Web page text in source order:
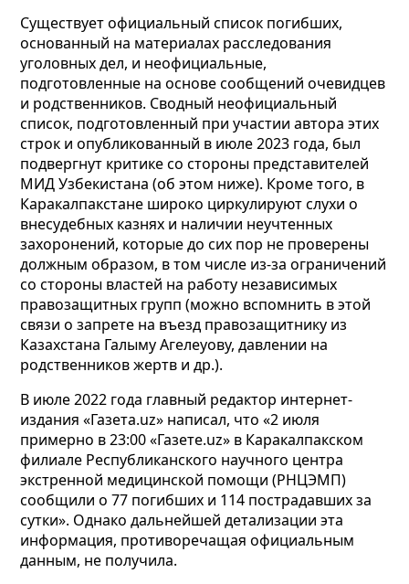
Существует официальный список погибших,
основанный на материалах расследования
уголовных дел, и неофициальные,
подготовленные на основе сообщений очевидцев
и родственников. Сводный неофициальный
список, подготовленный при участии автора этих
строк и опубликованный в июле 2023 года, был
подвергнут критике со стороны представителей
МИД Узбекистана (об этом ниже). Кроме того, в
Каракалпакстане широко циркулируют слухи о
внесудебных казнях и наличии неучтенных
захоронений, которые до сих пор не проверены
должным образом, в том числе из-за ограничений
со стороны властей на работу независимых
правозащитных групп (можно вспомнить в этой
связи о запрете на въезд правозащитнику из
Казахстана Галыму Агелеуову, давлении на
родственников жертв и др.).
В июле 2022 года главный редактор интернет-
издания «Газета.uz» написал, что «2 июля
примерно в 23:00 «Газете.uz» в Каракалпакском
филиале Республиканского научного центра
экстренной медицинской помощи (РНЦЭМП)
сообщили о 77 погибших и 114 пострадавших за
сутки». Однако дальнейшей детализации эта
информация, противоречащая официальным
данным, не получила.